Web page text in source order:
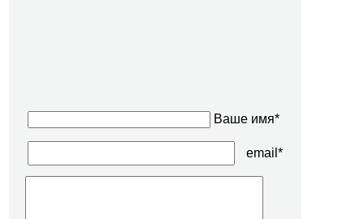
Ваше имя*
email*